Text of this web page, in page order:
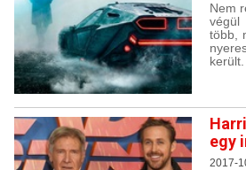
Nem
végül
több,
került.
egy
2017-